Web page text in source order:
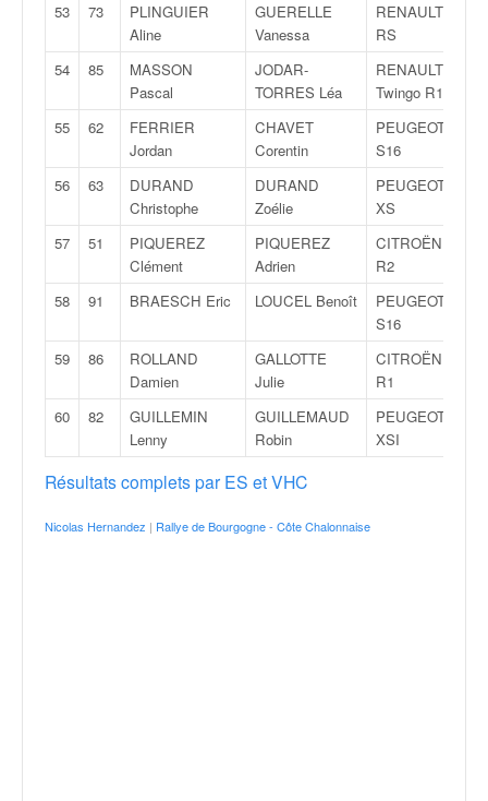
53
73
PLINGUIER
Aline
GUERELLE
Vanessa
RENAULT Clio
RS
54
85
MASSON
Pascal
JODAR-
TORRES Léa
RENAULT
Twingo R1
55
62
FERRIER
Jordan
CHAVET
Corentin
PEUGEOT 106
S16
56
63
DURAND
Christophe
DURAND
Zoélie
PEUGEOT 206
XS
57
51
PIQUEREZ
Clément
PIQUEREZ
Adrien
CITROËN C2
R2
58
91 BRAESCH Eric LOUCEL Benoît
PEUGEOT 106
S16
59
86
ROLLAND
Damien
GALLOTTE
Julie
CITROËN DS3
R1
60
82
GUILLEMIN
Lenny
GUILLEMAUD
Robin
PEUGEOT 106
XSI
Résultats complets par ES et VHC
Nicolas Hernandez | Rallye de Bourgogne - Côte Chalonnaise